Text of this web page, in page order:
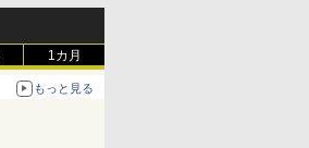
1カ月
もっと見る